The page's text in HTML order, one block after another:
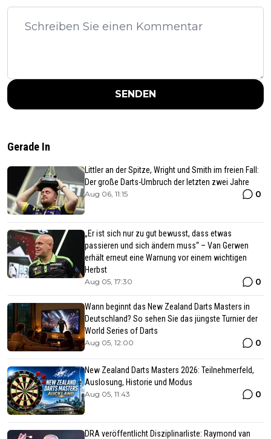
SENDEN
Gerade In
Littler an der Spitze, Wright und Smith im freien Fall:
Der große Darts-Umbruch der letzten zwei Jahre
Aug 06, 11:15 0
„Er ist sich nur zu gut bewusst, dass etwas
passieren und sich ändern muss“ – Van Gerwen
erhält erneut eine Warnung vor einem wichtigen
Herbst
Aug 05, 17:30 0
Wann beginnt das New Zealand Darts Masters in
Deutschland? So sehen Sie das jüngste Turnier der
World Series of Darts
Aug 05, 12:00 0
New Zealand Darts Masters 2026: Teilnehmerfeld,
Auslosung, Historie und Modus
Aug 05, 11:43 0
DRA veröffentlicht Disziplinarliste: Raymond van